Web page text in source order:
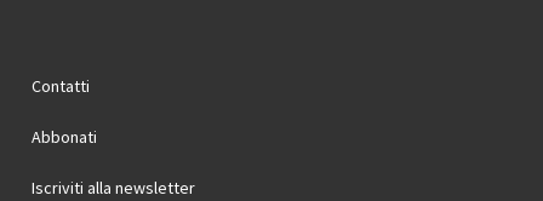
Contatti
Abbonati
Iscriviti alla newsletter